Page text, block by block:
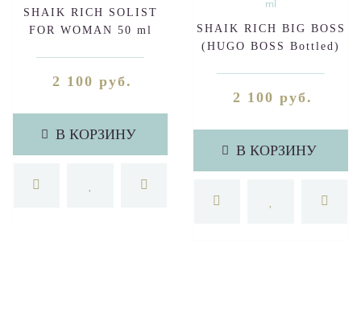
SHAIK RICH SOLIST
FOR WOMAN 50 ml
2 100 руб.
В КОРЗИНУ
SHAIK RICH BIG BOSS
(HUGO BOSS Bottled)
2 100 руб.
В КОРЗИНУ